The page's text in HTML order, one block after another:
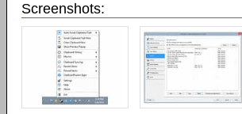
Screenshots: